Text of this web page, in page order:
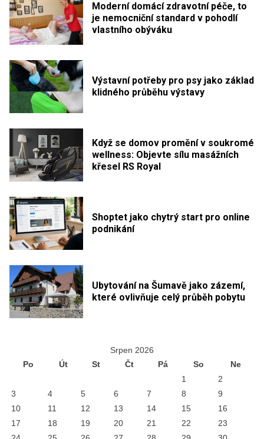
Moderní domácí zdravotní péče, to
je nemocniční standard v pohodlí
vlastního obýváku
Výstavní potřeby pro psy jako základ
klidného průběhu výstavy
Když se domov promění v soukromé
wellness: Objevte sílu masážních
křesel RS Royal
Shoptet jako chytrý start pro online
podnikání
Ubytování na Šumavě jako zázemí,
které ovlivňuje celý průběh pobytu
Srpen 2026
Po
Út St Čt Pá So
Ne
1
2
3
4 5 6 7 8
9
10
11 12 13 14 15
16
17
18 19 20 21 22
23